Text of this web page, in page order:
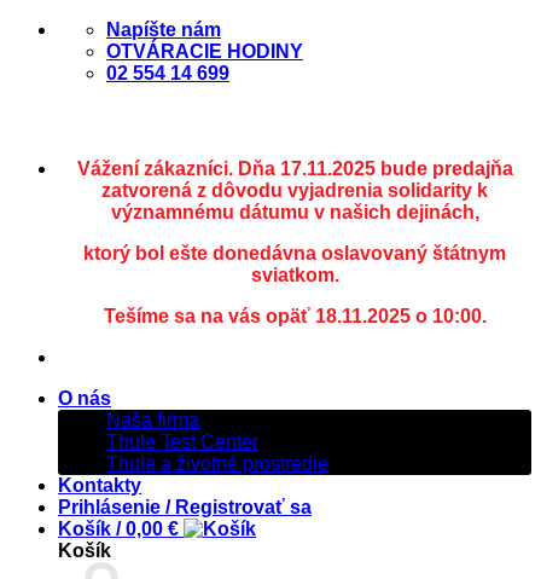
Skip
Napíšte nám
OTVÁRACIE HODINY
02 554 14 699
Vážení zákazníci. Dňa 17.11.2025 bude predajňa
zatvorená z dôvodu vyjadrenia solidarity k
významnému dátumu v našich dejinách,
ktorý bol ešte donedávna oslavovaný štátnym
sviatkom.
Tešíme sa na vás opäť 18.11.2025 o 10:00.
O nás
Naša firma
Thule Test Center
Thule a životné prostredie
Kontakty
Prihlásenie / Registrovať sa
Košík /0,00 €
Košík